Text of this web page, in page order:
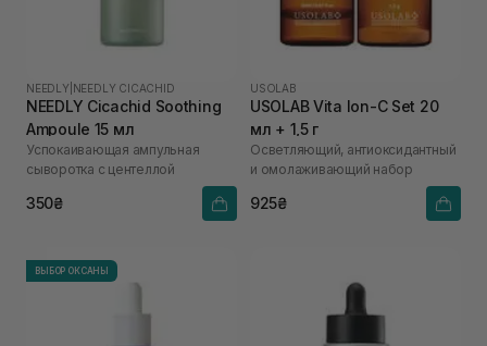
NEEDLY NEEDLY CICACHID
NEEDLY Cicachid Soothing
Ampoule 15 мл
Успокаивающая ампульная
сыворотка с центеллой
350₴
USOLAB
USOLAB Vita Ion-C Set 20
мл + 1,5 г
Осветляющий, антиоксидантный
и омолаживающий набор
925₴
ВЫБОР ОКСАНЫ